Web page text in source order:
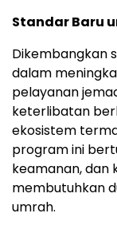
Standar Baru
Dikembangkan
dalam
pelayanan
keterlibatan
ekosistem
program ini
keamanan, dan
membutuhkan
umrah.